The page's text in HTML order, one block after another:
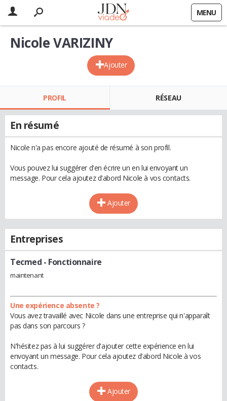
MENU
Ajouter
Nicole VARIZINY
PROFIL RÉSEAU
En résumé
Nicole n'a pas encore ajouté de résumé à son profil.
Vous pouvez lui suggérer d'en écrire un en lui envoyant un
message. Pour cela ajoutez d'abord Nicole à vos contacts.
Ajouter
Entreprises
Tecmed - Fonctionnaire
maintenant
Une expérience absente ?
Vous avez travaillé avec Nicole dans une entreprise qui n'apparaît
pas dans son parcours ?
N'hésitez pas à lui suggérer d'ajouter cette expérience en lui
envoyant un message. Pour cela ajoutez d'abord Nicole à vos
contacts.
Ajouter